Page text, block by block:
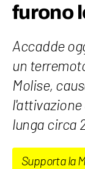
furono
Accadde
un
Molise,
lunga circa
Supporta la